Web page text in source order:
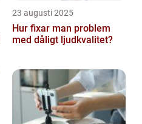
23 augusti 2025
Hur fixar man problem
med dåligt ljudkvalitet?